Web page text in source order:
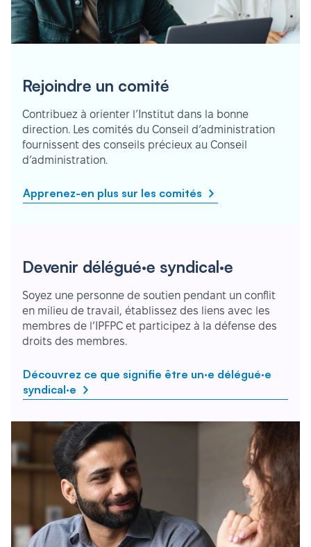
Rejoindre un comité
Contribuez à orienter l’Institut dans la bonne
direction. Les comités du Conseil d’administration
fournissent des conseils précieux au Conseil
d’administration.
Apprenez-en plus sur les comités
Devenir délégué·e syndical·e
Soyez une personne de soutien pendant un conflit
en milieu de travail, établissez des liens avec les
membres de l’IPFPC et participez à la défense des
droits des membres.
Découvrez ce que signifie être un·e délégué·e
syndical·e